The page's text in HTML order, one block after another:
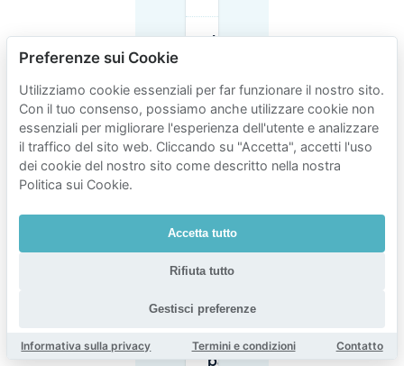
disponibile
a Zurigo di
notte?
Quanto
a Zurigo
usando i
Qual è la
migliore
per il
parcheggio
Preferenze sui Cookie
Utilizziamo cookie essenziali per far funzionare il nostro sito.
Con il tuo consenso, possiamo anche utilizzare cookie non
essenziali per migliorare l'esperienza dell'utente e analizzare
il traffico del sito web. Cliccando su "Accetta", accetti l'uso
dei cookie del nostro sito come descritto nella nostra
Politica sui Cookie.
Accetta tutto
Rifiuta tutto
Gestisci preferenze
Informativa sulla privacy Termini e condizioni Contatto